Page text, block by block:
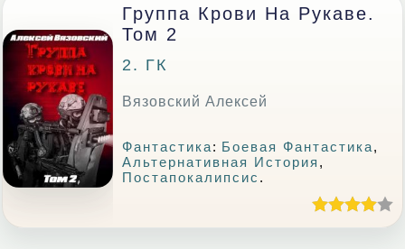
Группа Крови На Рукаве.
Том 2
2. ГК
Вязовский Алексей
Фантастика: Боевая Фантастика,
Альтернативная История ,
Постапокалипсис .